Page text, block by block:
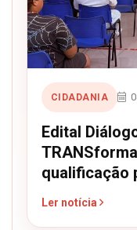
CIDADANIA
Edital
qualificação
Ler notícia